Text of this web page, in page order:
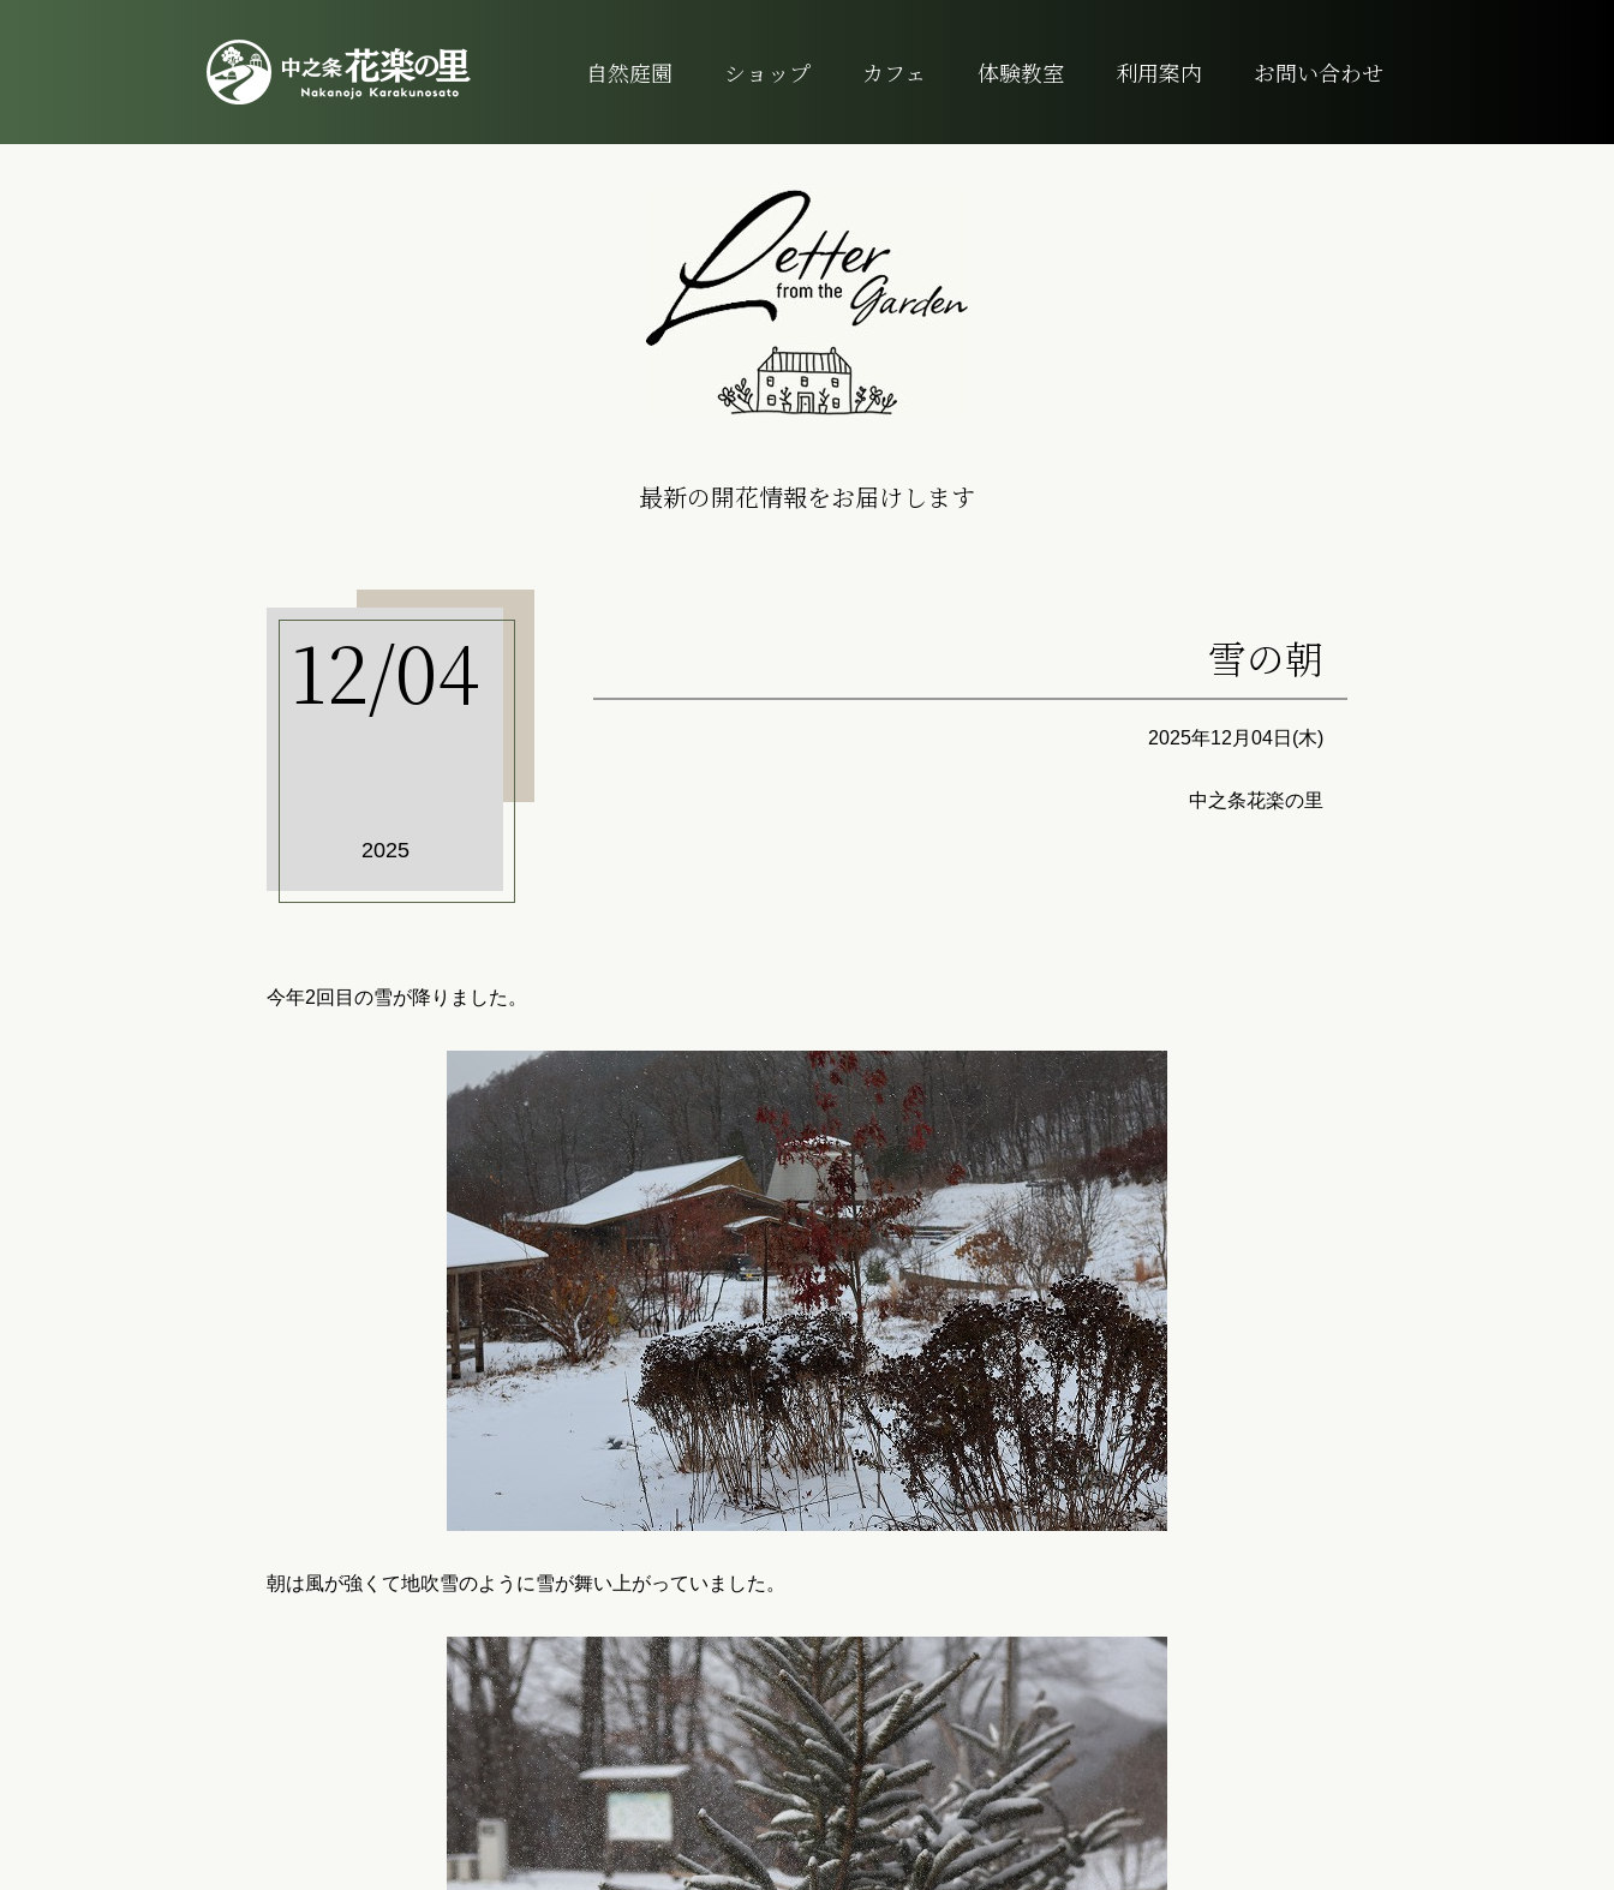
自然庭園 ショップ カフェ 体験教室 利用案内 お問い合わせ
最新の開花情報をお届けします
12/04
2025
雪の朝
2025年12月04日(木)
中之条花楽の里
今年2回目の雪が降りました。
朝は風が強くて地吹雪のように雪が舞い上がっていました。